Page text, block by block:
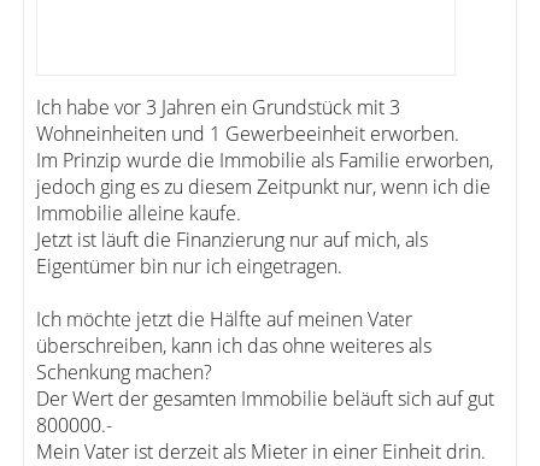
Ich habe vor 3 Jahren ein Grundstück mit 3
Wohneinheiten und 1 Gewerbeeinheit erworben.
Im Prinzip wurde die Immobilie als Familie erworben,
jedoch ging es zu diesem Zeitpunkt nur, wenn ich die
Immobilie alleine kaufe.
Jetzt ist läuft die Finanzierung nur auf mich, als
Eigentümer bin nur ich eingetragen.
Ich möchte jetzt die Hälfte auf meinen Vater
überschreiben, kann ich das ohne weiteres als
Schenkung machen?
Der Wert der gesamten Immobilie beläuft sich auf gut
800000.-
Mein Vater ist derzeit als Mieter in einer Einheit drin.